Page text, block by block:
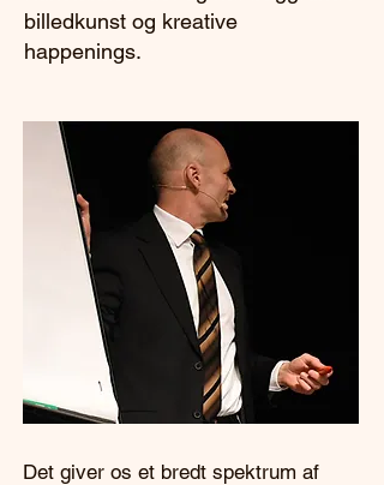
billedkunst og kreative
happenings.
Det giver os et bredt spektrum af